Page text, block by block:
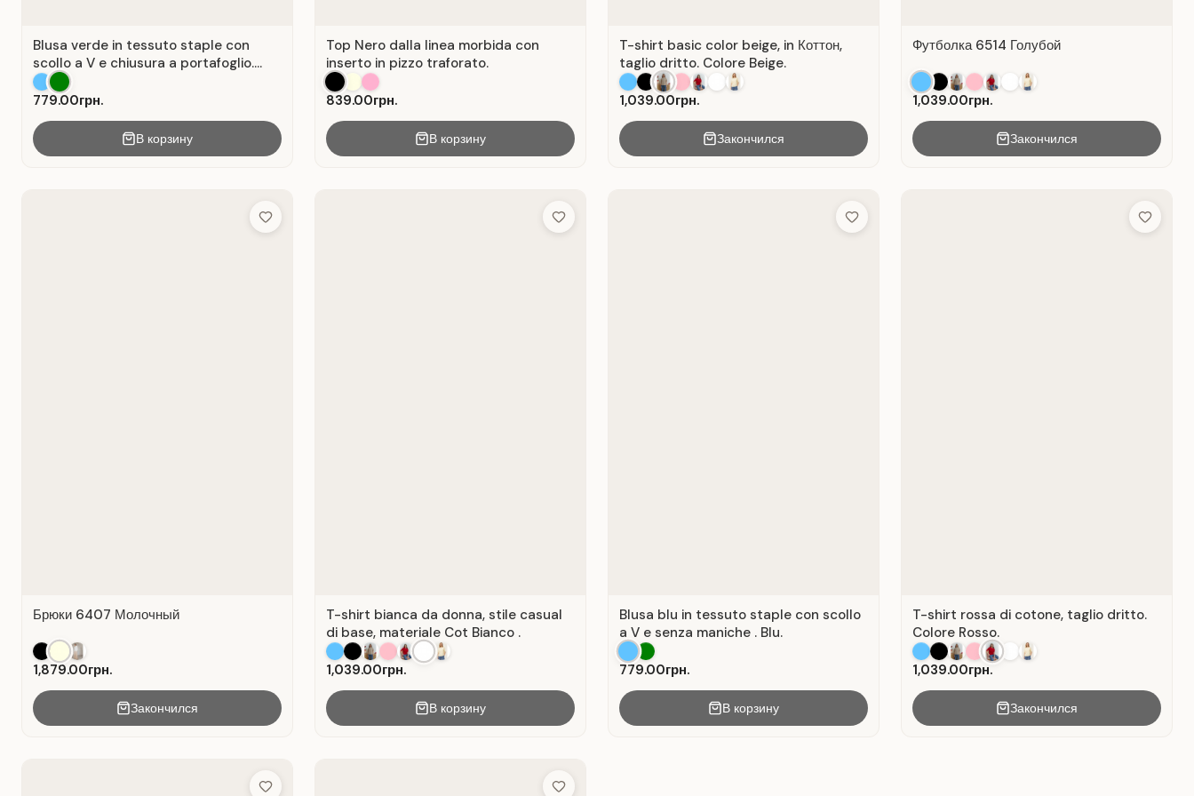
Blusa verde in tessuto staple con
scollo a V e chiusura a portafoglio.
Verde .
779.00грн.
В корзину
Top Nero dalla linea morbida con
inserto in pizzo traforato.
839.00грн.
В корзину
T-shirt basic color beige, in Коттон,
taglio dritto. Colore Beige.
1,039.00грн.
Закончился
Футболка 6514 Голубой
1,039.00грн.
Закончился
Add to Wish List
Брюки 6407 Молочный
1,879.00грн.
Закончился
Add to Wish List
T-shirt bianca da donna, stile casual
di base, materiale Cot Bianco .
1,039.00грн.
В корзину
Add to Wish List
Blusa blu in tessuto staple con scollo
a V e senza maniche . Blu.
779.00грн.
В корзину
Add to
T-shirt rossa di cotone, taglio dritto.
Colore Rosso.
1,039.00грн.
Закончился
Add to Wish List Add to Wish List